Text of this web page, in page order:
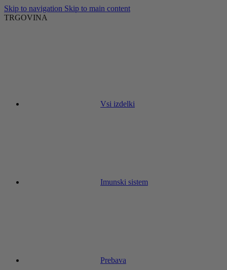
Skip to navigation Skip to main content
TRGOVINA
Vsi izdelki
Imunski sistem
Prebava